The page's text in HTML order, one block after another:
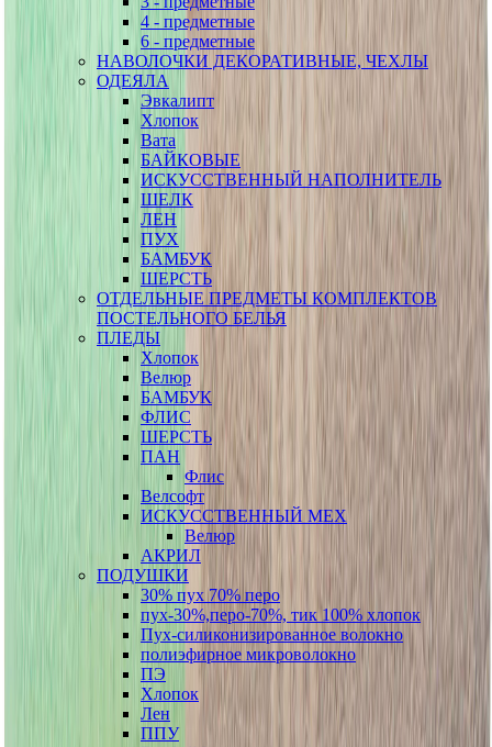
4 - предметные
6 - предметные
НАВОЛОЧКИ ДЕКОРАТИВНЫЕ, ЧЕХЛЫ
ОДЕЯЛА
Эвкалипт
Хлопок
Вата
БАЙКОВЫЕ
ИСКУССТВЕННЫЙ НАПОЛНИТЕЛЬ
ШЕЛК
ЛЕН
ПУХ
БАМБУК
ШЕРСТЬ
ОТДЕЛЬНЫЕ ПРЕДМЕТЫ КОМПЛЕКТОВ
ПОСТЕЛЬНОГО БЕЛЬЯ
ПЛЕДЫ
Хлопок
Велюр
БАМБУК
ФЛИС
ШЕРСТЬ
ПАН
Флис
Велсофт
ИСКУССТВЕННЫЙ МЕХ
Велюр
АКРИЛ
ПОДУШКИ
30% пух 70% перо
пух-30%,перо-70%, тик 100% хлопок
Пух-силиконизированное волокно
полиэфирное микроволокно
ПЭ
Хлопок
Лен
ППУ